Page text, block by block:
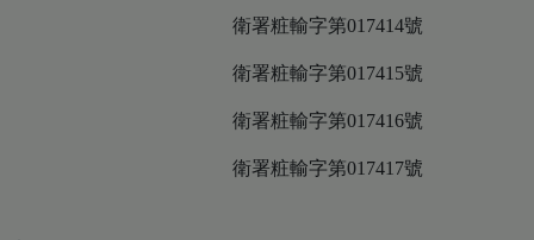
衛署粧輸字第017414號
衛署粧輸字第017415號
衛署粧輸字第017416號
衛署粧輸字第017417號